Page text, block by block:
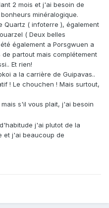
2 mois et j'ai besoin de
minéralogique.
Quartz ( infoterre ), également
( Deux belles
également a Porsgwuen a
de partout mais complétement
Et rien!
a la carrière de Guipavas..
! Le chouchen ! Mais surtout,
s'il vous plait, j'ai besoin
j'ai plutot de la
et j'ai beaucoup de